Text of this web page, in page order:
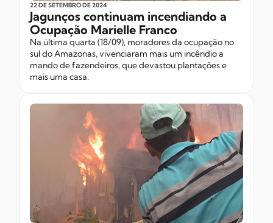
22 DE SETEMBRODE 2024
Jagunços continuam incendiando a
Ocupação Marielle Franco
Na última quarta (18/09), moradores da ocupação no
sul do Amazonas, vivenciaram mais um incêndio a
mando de fazendeiros, que devastou plantações e
mais uma casa.